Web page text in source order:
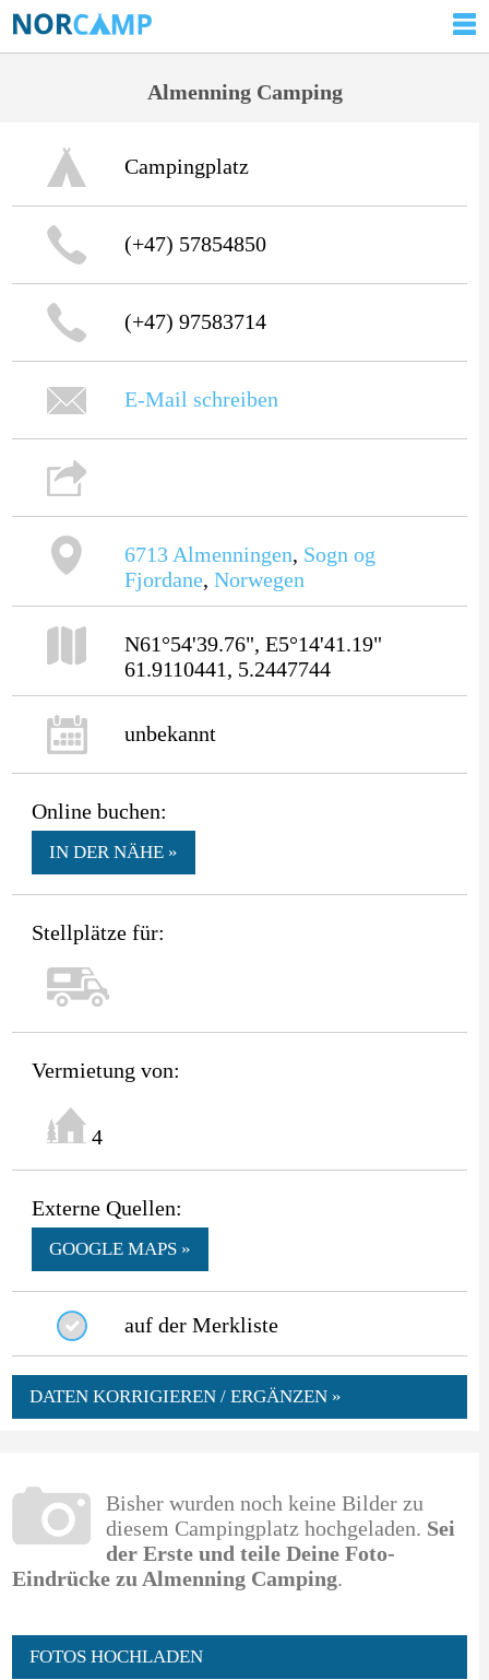
Almenning Camping
Campingplatz
(+47) 57854850
(+47) 97583714
E-Mail schreiben
6713 Almenningen, Sogn og
Fjordane, Norwegen
N61°54'39.76", E5°14'41.19"
61.9110441, 5.2447744
unbekannt
Online buchen:
IN DER NÄHE »
Stellplätze für:
Vermietung von:
4
Externe Quellen:
GOOGLE MAPS »
auf der Merkliste
DATEN KORRIGIEREN / ERGÄNZEN »
Bisher wurden noch keine Bilder zu
diesem Campingplatz hochgeladen. Sei
der Erste und teile Deine Foto-
Eindrücke zu Almenning Camping.
FOTOS HOCHLADEN